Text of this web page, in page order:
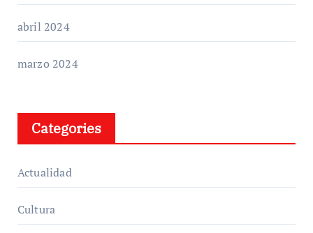
abril 2024
marzo 2024
Categories
Actualidad
Cultura